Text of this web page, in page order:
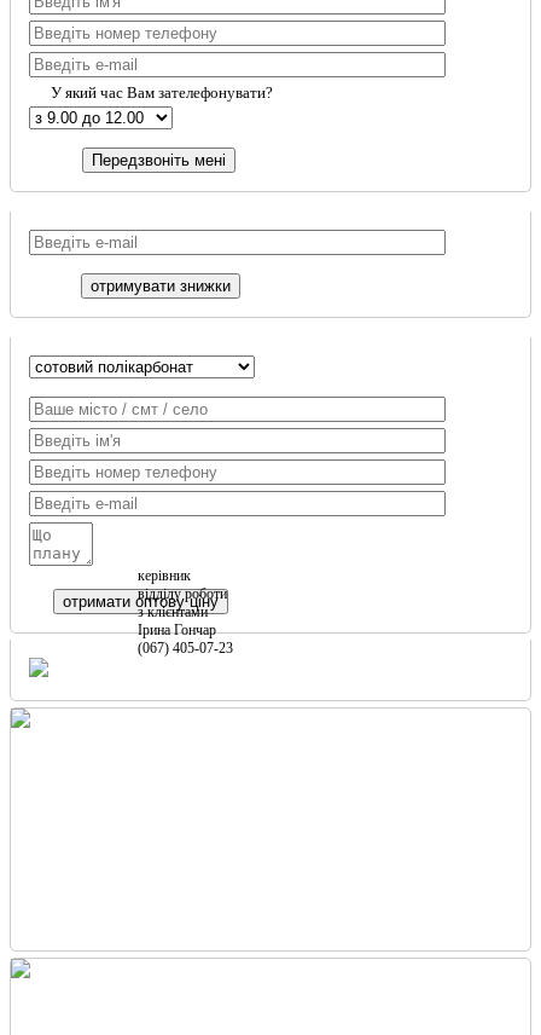
У який час Вам зателефонувати?
керівник
відділу роботи
з клієнтами
Ірина Гончар
(067) 405-07-23